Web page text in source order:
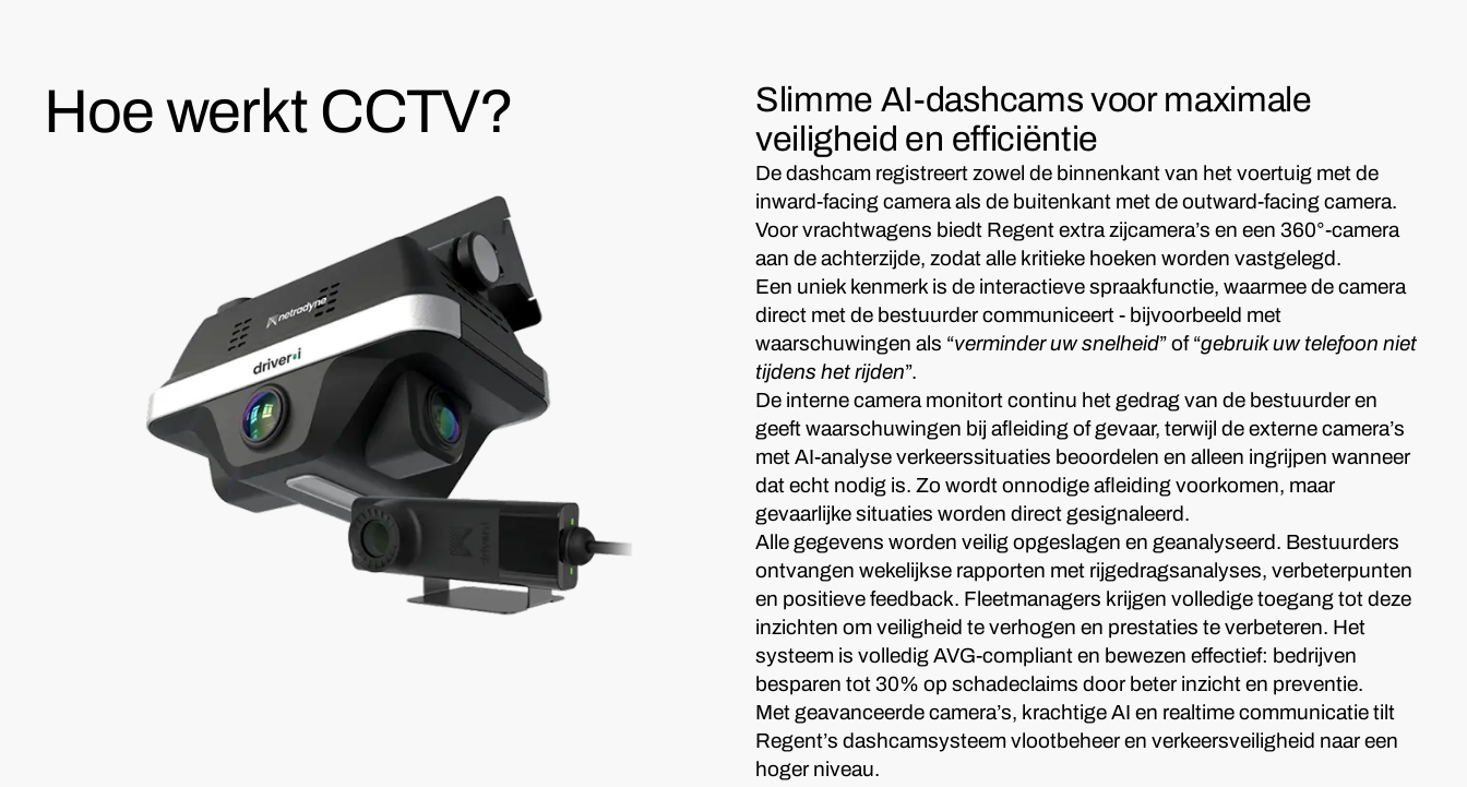
Hoe werkt CCTV?
Slimme AI-dashcams voor maximale
veiligheid en efficiëntie
De dashcam registreert zowel de binnenkant van het voertuig met de
inward-facing camera als de buitenkant met de outward-facing camera.
Voor vrachtwagens biedt Regent extra zijcamera’s en een 360°-camera
aan de achterzijde, zodat alle kritieke hoeken worden vastgelegd.
Een uniek kenmerk is de interactieve spraakfunctie, waarmee de camera
direct met de bestuurder communiceert - bijvoorbeeld met
waarschuwingen als “verminder uw snelheid” of “gebruik uw telefoon niet
tijdens het rijden”.
De interne camera monitort continu het gedrag van de bestuurder en
geeft waarschuwingen bij afleiding of gevaar, terwijl de externe camera’s
met AI-analyse verkeerssituaties beoordelen en alleen ingrijpen wanneer
dat echt nodig is. Zo wordt onnodige afleiding voorkomen, maar
gevaarlijke situaties worden direct gesignaleerd.
Alle gegevens worden veilig opgeslagen en geanalyseerd. Bestuurders
ontvangen wekelijkse rapporten met rijgedragsanalyses, verbeterpunten
en positieve feedback. Fleetmanagers krijgen volledige toegang tot deze
inzichten om veiligheid te verhogen en prestaties te verbeteren. Het
systeem is volledig AVG-compliant en bewezen effectief: bedrijven
besparen tot 30% op schadeclaims door beter inzicht en preventie.
Met geavanceerde camera’s, krachtige AI en realtime communicatie tilt
Regent’s dashcamsysteem vlootbeheer en verkeersveiligheid naar een
hoger niveau.